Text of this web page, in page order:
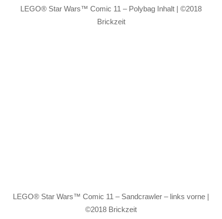
LEGO® Star Wars™ Comic 11 – Polybag Inhalt | ©2018
Brickzeit
LEGO® Star Wars™ Comic 11 – Sandcrawler – links vorne |
©2018 Brickzeit